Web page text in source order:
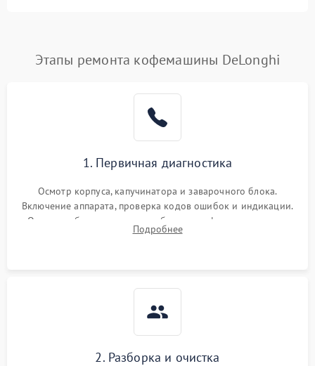
Постоянные сбои в работе Подробнее →
Этапы ремонта кофемашины DeLonghi
1. Первичная диагностика
Осмотр корпуса, капучинатора и заварочного блока.
Включение аппарата, проверка кодов ошибок и индикации.
Оценка работы помпы, термоблока и кофемолки на слух.
Измерение температуры и давления воды для выявления
Подробнее
2. Разборка и очистка